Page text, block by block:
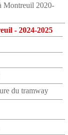
Montreuil 2020-
- 2024-2025
du tramway